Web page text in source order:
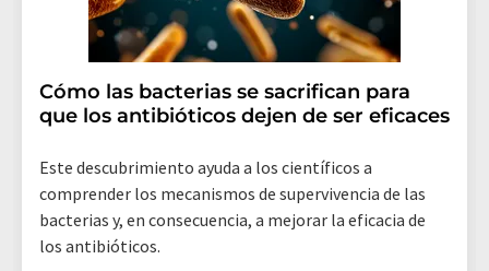
Cómo las bacterias se sacrifican para
que los antibióticos dejen de ser eficaces
Este descubrimiento ayuda a los científicos a
comprender los mecanismos de supervivencia de las
bacterias y, en consecuencia, a mejorar la eficacia de
los antibióticos.